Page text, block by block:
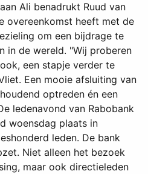
Ali benadrukt Ruud van
overeenkomst heeft met de
om een bijdrage te
in de wereld. "Wij proberen
een stapje verder te
Een mooie afsluiting van
optreden én een
ledenavond van Rabobank
woensdag plaats in
leden. De bank
Niet alleen het bezoek
maar ook directieleden